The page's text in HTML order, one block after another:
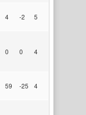
4 -2 5
0 0 4
59 -25 4